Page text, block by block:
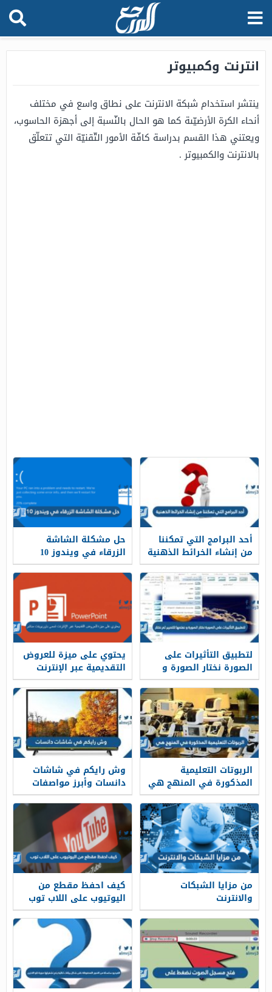
انترنت وكمبيوتر
ينتشر استخدام شبكة الانترنت على نطاق واسع في مختلف
أنحاء الكرة الأرضيّىة كما هو الحال بالنّسبة إلى أجهزة الحاسوب،
ويعتني هذا القسم بدراسة كافّة الأمور التّقنيّة التي تتعلّق
بالانترنت والكمبيوتر .
أحد البرامج التي تمكننا
من إنشاء الخرائط الذهنية
حل مشكلة الشاشة
الزرقاء في ويندوز 10
لتطبيق التأثيرات على
الصورة نختار الصورة و
نفتحها للتحرير ثم نختار
يحتوي على ميزة للعروض
التقديمية عبر الإنترنت
تسمى باوربوينت مباشر
الربوتات التعليمية
المذكورة في المنهج هي
وش رايكم في شاشات
دانسات وأبرز مواصفات
شاشات دانسات في
السعودية
من مزايا الشبكات
والانترنت
كيف احفظ مقطع من
اليوتيوب على اللاب توب